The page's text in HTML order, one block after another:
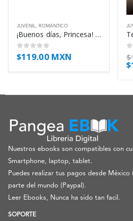
JUVENIL, ROMÁNTICO
¡Buenos días, Princesa! – Blue Jeans
0out of 5
$119.00 MXN 0
$
$
Nuestros ebooks son compatibles con
Smartphone, laptop, tablet.
Puedes realizar tus pagos desde
parte del mundo (Paypal).
Leer Ebooks, Nunca ha sido tan facil.
SOPORTE